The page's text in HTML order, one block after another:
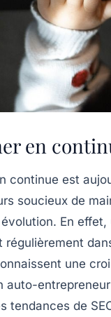
en
continue est
soucieux de
En
régulièrement
une
auto-
tendances de